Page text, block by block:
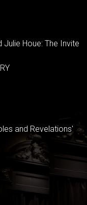
Houe: The Invite
and Revelations'